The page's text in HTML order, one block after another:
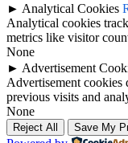
► Analytical Cookies
Analytical cookies
metrics like visitor
None
► Advertisement
Advertisement cookies
previous visits and
None
Reject All Save My